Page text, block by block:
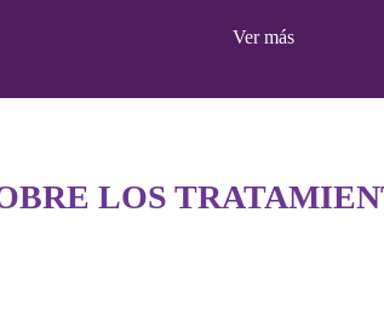
Ver más
LOS